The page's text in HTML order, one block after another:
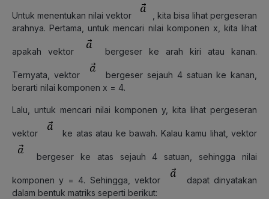
Untuk menentukan nilai vektor
, kita bisa lihat pergeseran
arahnya. Pertama, untuk mencari nilai komponen x, kita lihat
apakah vektor bergeser ke arah kiri atau kanan.
Ternyata, vektor
bergeser sejauh 4 satuan ke kanan,
berarti nilai komponen x = 4.
Lalu, untuk mencari nilai komponen y, kita lihat pergeseran
vektor ke atas atau ke bawah. Kalau kamu lihat, vektor
bergeser ke atas sejauh 4 satuan, sehingga nilai
komponen y = 4. Sehingga, vektor
dapat dinyatakan
dalam bentuk matriks seperti berikut: